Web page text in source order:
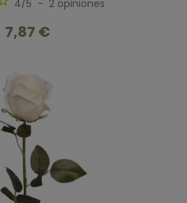
4/5 - 2 opiniones
7,87 €